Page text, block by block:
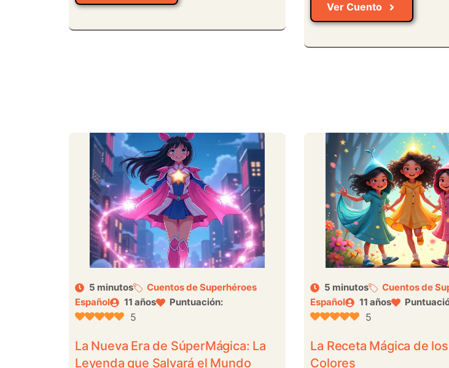
Ver Cuento
5 minutos
Cuentos de Superhéroes
Español
11 años Puntuación:
5
La Nueva Era de SúperMágica: La
Leyenda que Salvará el Mundo
5 minutos
Cuentos de
Español
11 años
5
La Receta Mágica de
Colores